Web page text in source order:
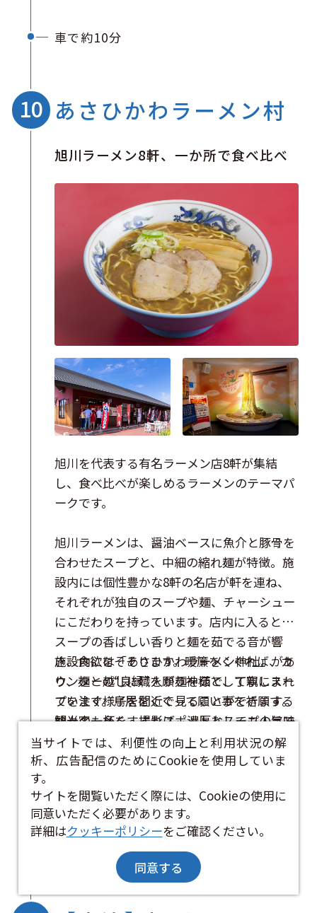
車で約10分
あさひかわラーメン村
旭川ラーメン8軒、一か所で食べ比べ
旭川を代表する有名ラーメン店8軒が集結
し、食べ比べが楽しめるラーメンのテーマパ
ークです。
旭川ラーメンは、醤油ベースに魚介と豚骨を
合わせたスープと、中細の縮れ麺が特徴。施
設内には個性豊かな8軒の名店が軒を連ね、
それぞれが独自のスープや麺、チャーシュー
にこだわりを持っています。店内に入ると、
スープの香ばしい香りと麺を茹でる音が響
き、食欲をそそります。暖簾をくぐれば、カ
ウンター越しに職人が麺を茹で、丁寧にスー
プを注ぐ様子を間近で見ることができます。
熱々の一杯をすすれば、濃厚なスープの旨味
と麺の食感が口いっぱいに広がります。
施設内には「あさひかわラーメン神社」があ
り、麺との“良縁”を願う神様として親しまれ
ています。鳥居をくぐって願い事を祈願する
観光客も多く、撮影スポットとしても人気で
す。ショッピングセンターパワーズの一角に
位置し、大型バスも駐車可能な広い駐車場を
旭川グルメを代表する観光スポットです。
基本情報
もっと見る
当サイトでは、利便性の向上と利用状況の解
析、広告配信のためにCookieを使用していま
す。
サイトを閲覧いただく際には、Cookieの使用に
同意いただく必要があります。
詳細はクッキーポリシーをご確認ください。
同意する